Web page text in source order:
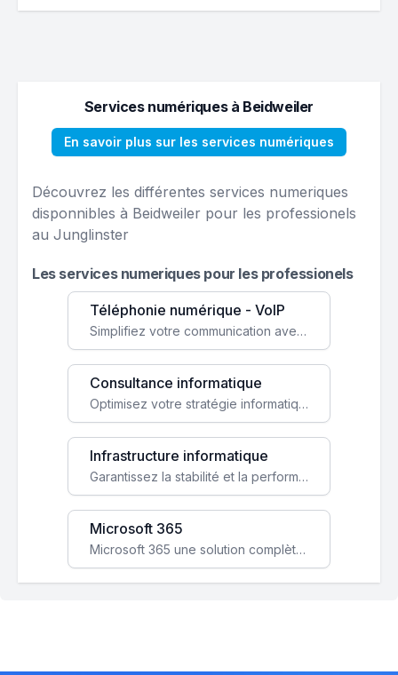
Services numériques à Beidweiler
En savoir plus sur les services numériques
Découvrez les différentes services numeriques
disponnibles à Beidweiler pour les professionels
au Junglinster
Les services numeriques pour les professionels
Téléphonie numérique - VoIP
Simplifiez votre communication avec une solution VoIP flexible, économique et adaptée à vos besoins professionnels.
Consultance informatique
Optimisez votre stratégie informatique avec l'expertise de nos consultants pour améliorer votre efficacité et sécurité.
Infrastructure informatique
Garantissez la stabilité et la performance de votre entreprise avec une infrastructure IT sécurisée et évolutive.
Microsoft 365
Microsoft 365 une solution complète qui booste votre productivité, renforce la sécurité de vos données et facilite la collaboration.